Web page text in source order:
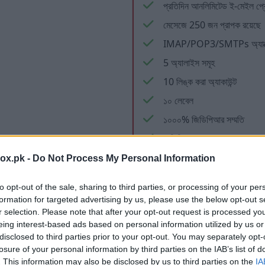
- Do Not Process My Personal Information
opt-out of the sale, sharing to third parties, or processing of your
for targeted advertising by us, please use the below opt-out
selection. Please note that after your opt-out request is processed
interest-based ads based on personal information utilized by us
to third parties prior to your opt-out. You may separately
of your personal information by third parties on the IAB’s list of
This information may also be disclosed by us to third parties on the
প্রতিদিন আনলিমিটেড ই-মেইল
মেসেজে 250 জন প্রাপক রয়েছে
IMAP/POP3/SMTPs
5 অ্যালাইস সমূহ
10 লিঙ্ক করা অ্যাকাউন্ট
১০ লেবেল
১০০০% জিডিপিআর সম্মতি
অতিরিক্ত ব্যাকআপ
ডিলিট করা ই-মেইল রাখুন
মেইল এবং অ্যাপ্লিকেশনগুলিতে
কোন প্রচারমূলক লেটার নেই
ফাইল স্টোরেজ